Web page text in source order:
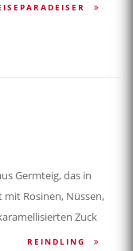
Germteig, das in
mit Rosinen, Nüssen,
Zuck
REINDLING